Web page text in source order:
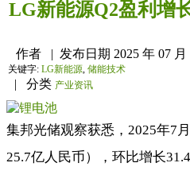
LG新能源Q2盈利增
作者 | 发布日期 2025 年 07 月
关键字: LG新能源, 储能技术
| 分类 产业资讯
集邦光储观察获悉，2025年7
25.7亿人民币），环比增长